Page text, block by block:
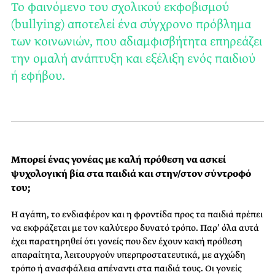
Το φαινόμενο του σχολικού εκφοβισμού
(bullying) αποτελεί ένα σύγχρονο πρόβλημα
των κοινωνιών, που αδιαμφισβήτητα επηρεάζει
την ομαλή ανάπτυξη και εξέλιξη ενός παιδιού
ή εφήβου.
Μπορεί ένας γονέας με καλή πρόθεση να ασκεί
ψυχολογική βία στα παιδιά και στην/στον σύντροφό
του;
Η αγάπη, το ενδιαφέρον και η φροντίδα προς τα παιδιά πρέπει
να εκφράζεται με τον καλύτερο δυνατό τρόπο. Παρ’ όλα αυτά
έχει παρατηρηθεί ότι γονείς που δεν έχουν κακή πρόθεση
απαραίτητα, λειτουργούν υπερπροστατευτικά, με αγχώδη
τρόπο ή ανασφάλεια απέναντι στα παιδιά τους. Οι γονείς